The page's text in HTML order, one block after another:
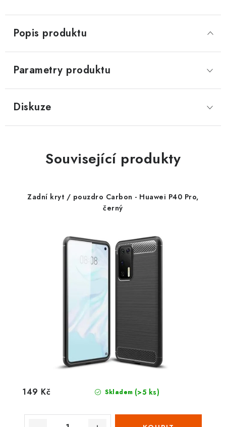
Popis produktu
Parametry produktu
Diskuze
Související produkty
Zadní kryt / pouzdro Carbon - Huawei P40 Pro,
černý
Skladem (>5 ks)
149 Kč